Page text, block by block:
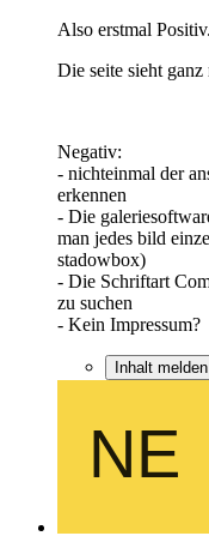
Also erstmal
Die seite sieht
Negativ:
- nichteinmal der
erkennen
- Die
man jedes bild
stadowbox)
- Die Schriftart
zu suchen
- Kein Impressum?
Inhalt melden